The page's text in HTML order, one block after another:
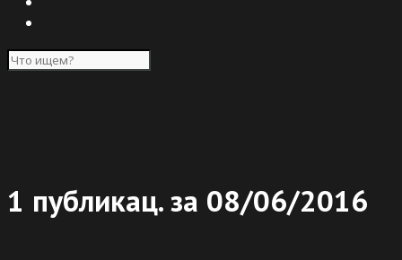
1 публикац. за 08/06/2016